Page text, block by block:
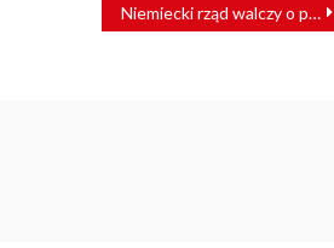
Niemiecki rząd walczy o pasażerów. Ruszyła kampania społeczna #BesserWeiter